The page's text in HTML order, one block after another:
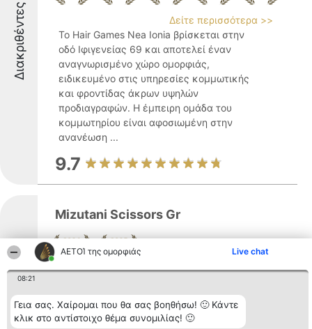
ΑΕΤΟΊ της ομορφιάς Live chat
08:21
Γεια σας. Χαίρομαι που θα σας βοηθήσω! 🙂 Κάντε
κλικ στο αντίστοιχο θέμα συνομιλίας! 🙂
Διακριθέντες
Δείτε περισσότερα >>
Το Hair Games Nea Ionia βρίσκεται στην
οδό Ιφιγενείας 69 και αποτελεί έναν
αναγνωρισμένο χώρο ομορφιάς,
ειδικευμένο στις υπηρεσίες κομμωτικής
και φροντίδας άκρων υψηλών
προδιαγραφών. Η έμπειρη ομάδα του
κομμωτηρίου είναι αφοσιωμένη στην
ανανέωση ...
9.7
Διακριθέντες
Mizutani Scissors Gr
Η εταιρεία Mizutani Scissors Gr
κορυφαίους κατασκευαστές
επαγγελματικών ψαλιδιών για κομμωτές,